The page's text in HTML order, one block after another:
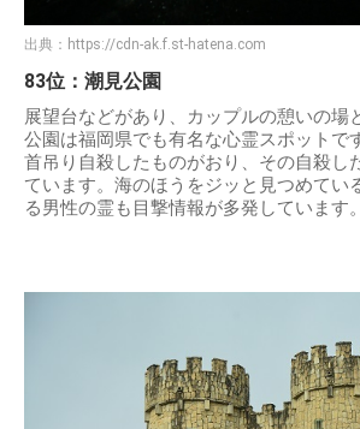
出典： https://cdn-ak.f.st-hatena.com
83位：潮見公園
展望台などがあり、カップルの憩いの場
公園は福岡県でも有名な心霊スポットで
首吊り自殺したものがおり、その自殺し
ています。海のほうをジッと見つめてい
る男性の霊も目撃情報が多発しています。